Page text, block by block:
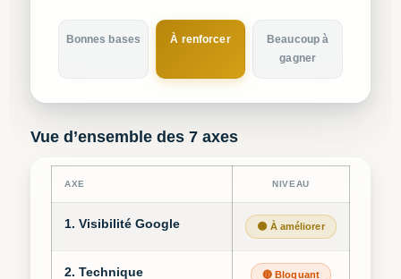
Bonnes bases À renforcer
Beaucoup à
gagner
Vue d’ensemble des 7 axes
AXE NIVEAU
1. Visibilité Google 🟠 À améliorer
2. Technique 🔴 Bloquant